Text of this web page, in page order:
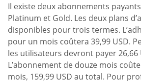
Il existe deux abonnements
Platinum et Gold. Les deux plans
disponibles pour trois termes.
pour un mois coûtera 39,99 USD.
les utilisateurs devront payer 26,66
L’abonnement de douze mois
mois, 159,99 USD au total. Pour